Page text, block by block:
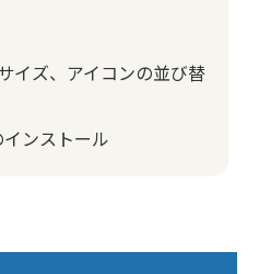
イズ、アイコンの並び替
ンストール